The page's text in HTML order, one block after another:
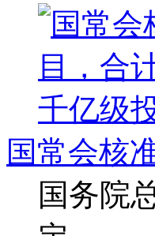
国常会核
国务院